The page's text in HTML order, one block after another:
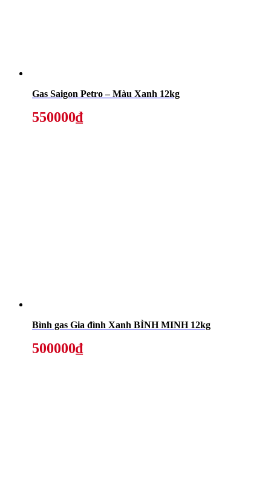
Gas Saigon Petro – Màu Xanh 12kg
550000₫
Bình gas Gia đình Xanh BÌNH MINH 12kg
500000₫